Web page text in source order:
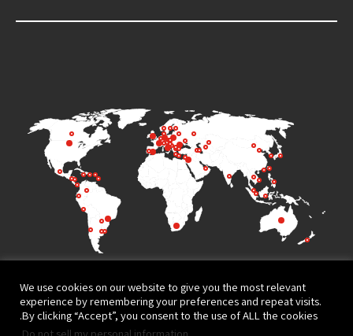
We use cookies on our website to give you the most relevant
experience by remembering your preferences and repeat visits.
By clicking “Accept”, you consent to the use of ALL the cookies.